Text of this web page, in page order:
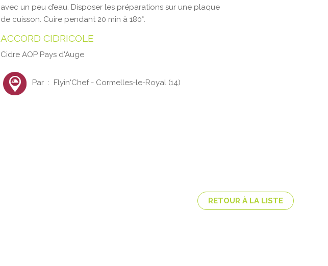
avec un peu d’eau. Disposer les préparations sur une plaque
de cuisson. Cuire pendant 20 min à 180°.
ACCORD CIDRICOLE
Cidre AOP Pays d'Auge
Par : Flyin'Chef - Cormelles-le-Royal (14)
RETOUR À LA LISTE